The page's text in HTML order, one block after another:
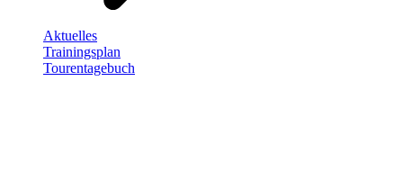
Aktuelles
Trainingsplan
Tourentagebuch